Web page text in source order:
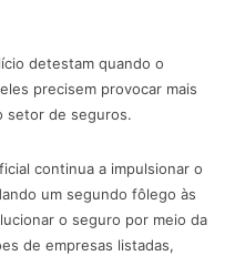
detestam quando o
precisem provocar mais
setor de seguros.
continua a impulsionar o
um segundo fôlego às
o seguro por meio da
de empresas listadas,